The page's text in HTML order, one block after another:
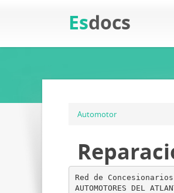
Esdocs
Automotor
Red de
AUTOMOTORES DEL